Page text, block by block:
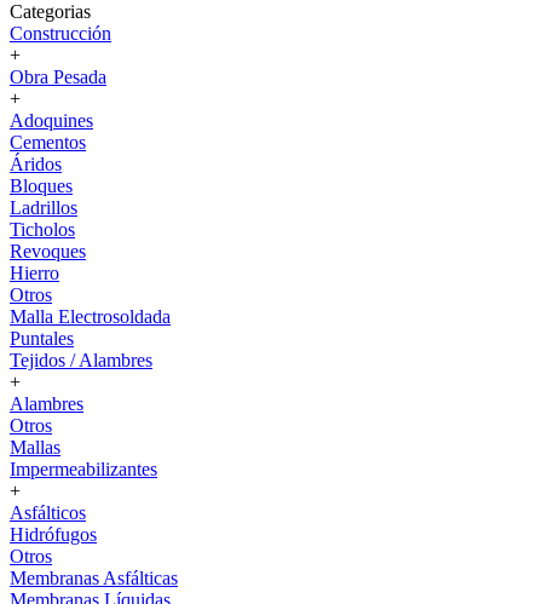
Categorias
Construcción
+
Obra Pesada
+
Adoquines
Cementos
Áridos
Bloques
Ladrillos
Ticholos
Revoques
Hierro
Otros
Malla Electrosoldada
Puntales
Tejidos / Alambres
+
Alambres
Otros
Mallas
Impermeabilizantes
+
Asfálticos
Hidrófugos
Otros
Membranas Asfálticas
Membranas Líquidas